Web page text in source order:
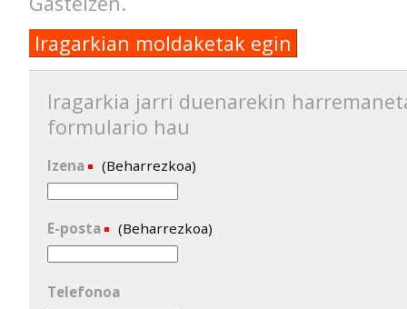
Iragarkian moldaketak egin
Iragarkia jarri duenarekin
formulario hau
Izena (Beharrezkoa)
E-posta (Beharrezkoa)
Telefonoa